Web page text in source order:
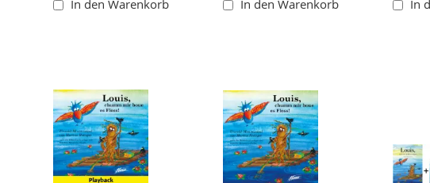
In den Warenkorb
In den Warenkorb
In